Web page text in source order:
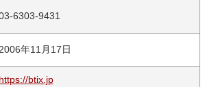
6303-9431
2006年11月17日
https://btix.jp